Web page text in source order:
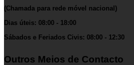
(Chamada para rede móvel nacional)
Dias úteis: 08:00 - 18:00
Sábados e Feriados Civis: 08:00 - 12:30
Outros Meios de Contacto